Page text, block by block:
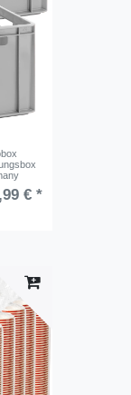
€ *